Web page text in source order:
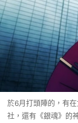
於6月打頭陣的，有
社，還有《銀魂》的